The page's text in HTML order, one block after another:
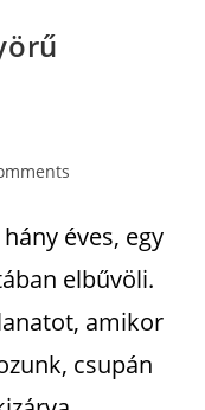
éves, egy
elbűvöli.
amikor
csupán